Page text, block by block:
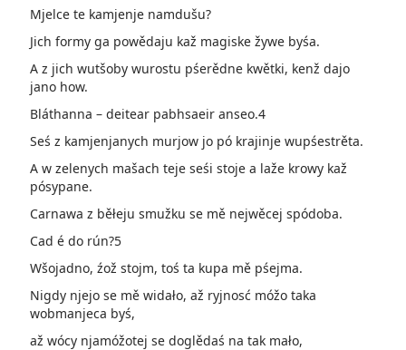
Mjelce te kamjenje namdušu?
Jich formy ga powědaju kaž magiske žywe byśa.
A z jich wutšoby wurostu pśerědne kwětki, kenž dajo
jano how.
Bláthanna – deitear pabhsaeir anseo.4
Seś z kamjenjanych murjow jo pó krajinje wupśestrěta.
A w zelenych mašach teje seśi stoje a laže krowy kaž
pósypane.
Carnawa z běłeju smužku se mě nejwěcej spódoba.
Cad é do rún?5
Wšojadno, źož stojm, toś ta kupa mě pśejma.
Nigdy njejo se mě widało, až ryjnosć móžo taka
wobmanjeca byś,
až wócy njamóžotej se doglědaś na tak mało,